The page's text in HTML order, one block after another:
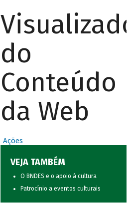
Visualizador
do
Conteúdo
da Web
Ações
VEJA TAMBÉM
O BNDES e o apoio à cultura
Patrocínio a eventos culturais